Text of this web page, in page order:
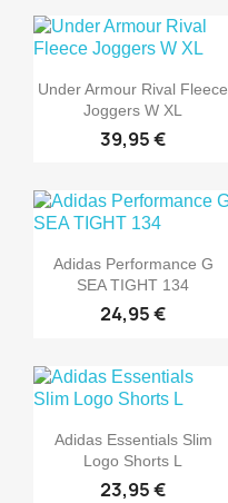
Under Armour Rival Fleece
Joggers W XL
39,95 €
Adidas Performance G
SEA TIGHT 134
24,95 €
Adidas Essentials Slim
Logo Shorts L
23,95 €